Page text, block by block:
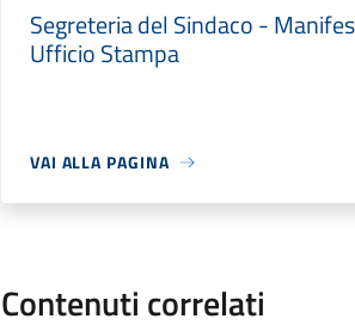
Segreteria del Sindaco -
Ufficio Stampa
VAI ALLA PAGINA
Contenuti correlati